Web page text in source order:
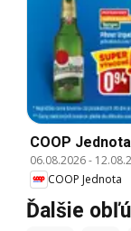
COOP
06.08.2026-
COOP Jednota
Ďalšie